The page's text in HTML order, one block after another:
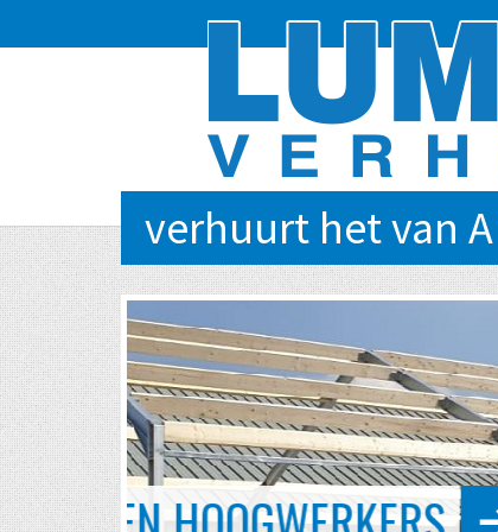
verhuurt het van